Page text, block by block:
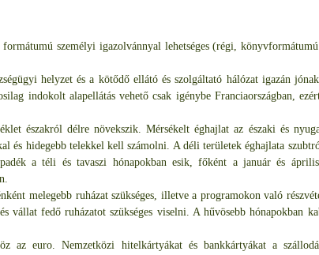
személyi igazolvánnyal lehetséges (régi,
helyzet és a kötődő ellátó és szolgáltató hálózat igazán
indokolt alapellátás vehető csak igénybe Franciaországban,
északról délre növekszik. Mérsékelt éghajlat az északi és
és hidegebb telekkel kell számolni. A déli területek éghajlata
a téli és tavaszi hónapokban esik, főként a január és
melegebb ruházat szükséges, illetve a programokon való
vállat fedő ruházatot szükséges viselni. A hűvösebb hónapokban
az euro. Nemzetközi hitelkártyákat és bankkártyákat a